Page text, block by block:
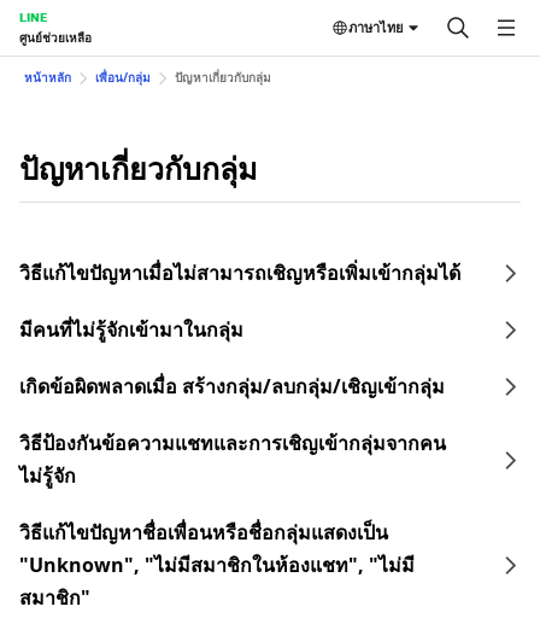
LINE
ศูนย์ช่วยเหลือ
ภาษาไทย
หน้าหลัก เพื่อน/กลุ่ม ปัญหาเกี่ยวกับกลุ่ม
ปัญหาเกี่ยวกับกลุ่ม
วิธีแก้ไขปัญหาเมื่อไม่สามารถเชิญหรือเพิ่มเข้ากลุ่มได้
มีคนที่ไม่รู้จักเข้ามาในกลุ่ม
เกิดข้อผิดพลาดเมื่อ สร้างกลุ่ม/ลบกลุ่ม/เชิญเข้ากลุ่ม
วิธีป้องกันข้อความแชทและการเชิญเข้ากลุ่มจากคน
ไม่รู้จัก
วิธีแก้ไขปัญหาชื่อเพื่อนหรือชื่อกลุ่มแสดงเป็น
"Unknown", "ไม่มีสมาชิกในห้องแชท", "ไม่มี
สมาชิก"